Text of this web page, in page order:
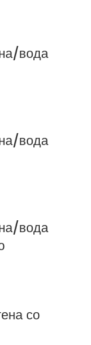
вода
вода
вода
со